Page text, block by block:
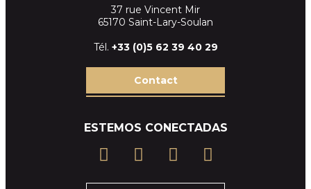
37 rue Vincent Mir
65170 Saint-Lary-Soulan
Tél. +33 (0)5 62 39 40 29
Contact
ESTEMOS CONECTADAS